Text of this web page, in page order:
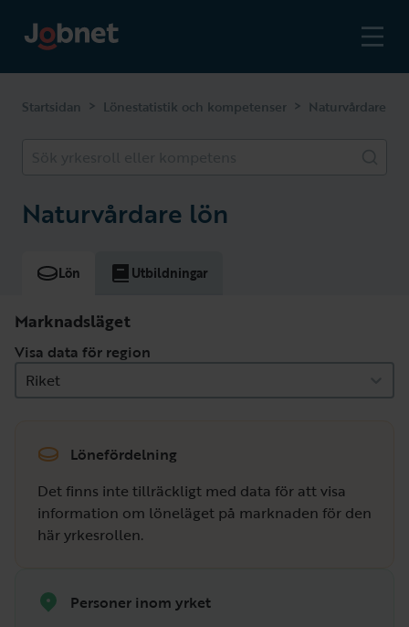
Startsidan > Lönestatistik och kompetenser > Naturvårdare
Naturvårdare lön
Lön Utbildningar
Marknadsläget
Visa data för region
Riket
Lönefördelning
Det finns inte tillräckligt med data för att visa
information om löneläget på marknaden för den
här yrkesrollen.
Personer inom yrket